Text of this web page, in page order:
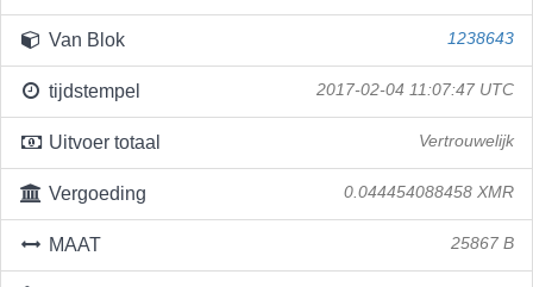
Van Blok 1238643
tijdstempel 2017-02-04 11:07:47 UTC
Uitvoer totaal Vertrouwelijk
Vergoeding 0.044454088458 XMR
MAAT 25867 B